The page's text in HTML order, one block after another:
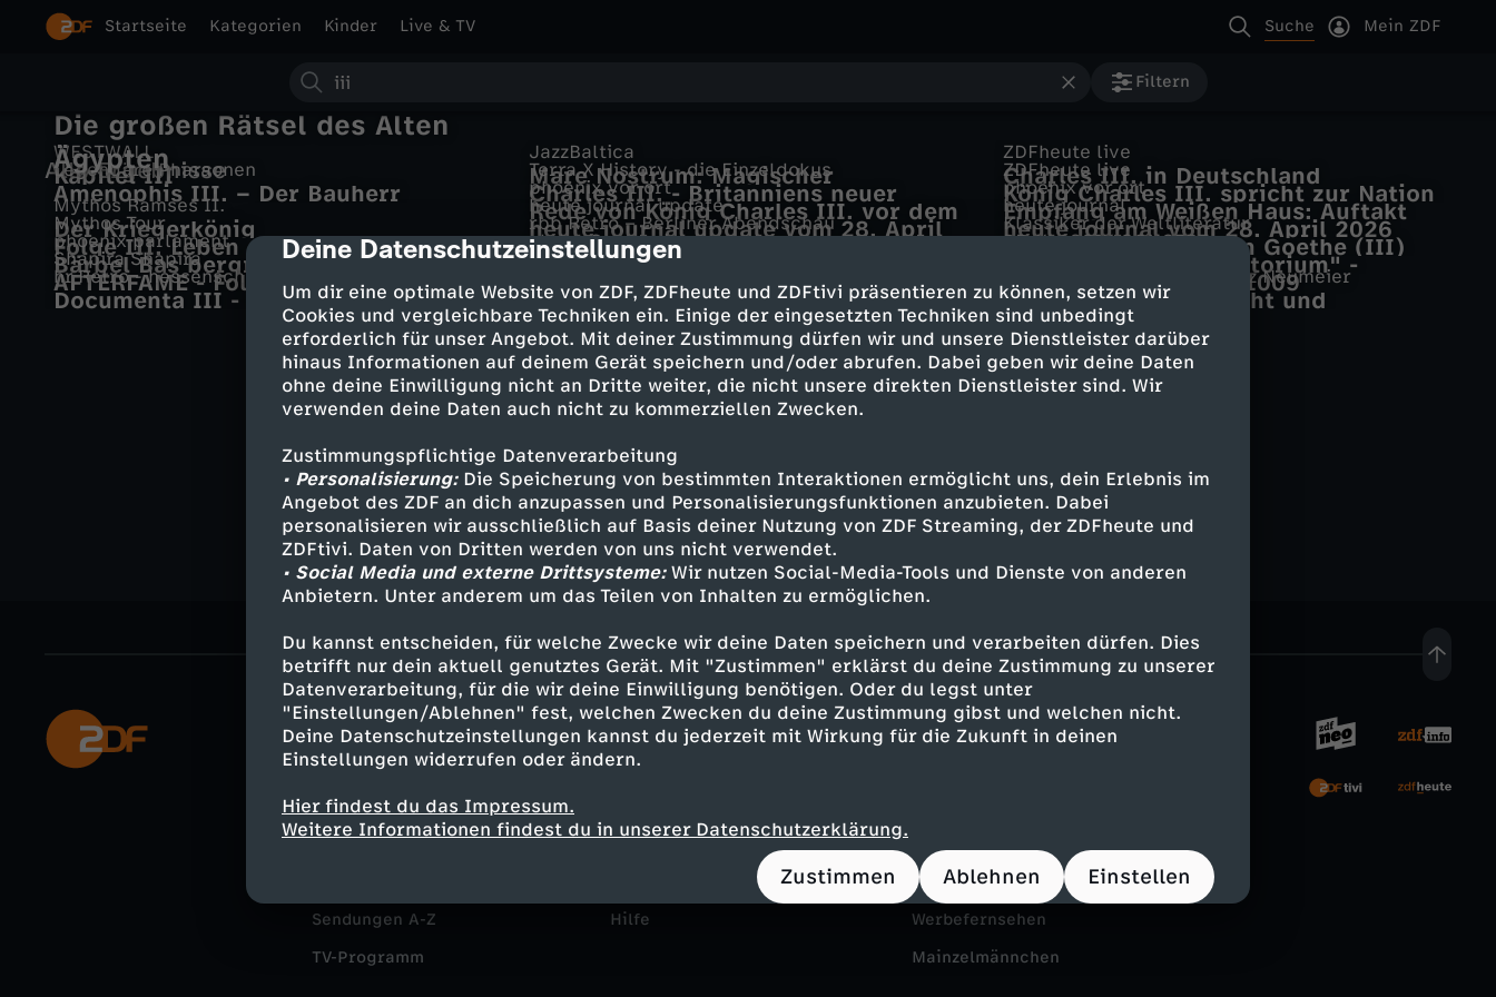
cmp-dialog-description
Deine Datenschutzeinstellungen
Um dir eine optimale Website von ZDF, ZDFheute und ZDFtivi präsentieren zu können, setzen wir
Cookies und vergleichbare Techniken ein. Einige der eingesetzten Techniken sind unbedingt
erforderlich für unser Angebot. Mit deiner Zustimmung dürfen wir und unsere Dienstleister darüber
hinaus Informationen auf deinem Gerät speichern und/oder abrufen. Dabei geben wir deine Daten
ohne deine Einwilligung nicht an Dritte weiter, die nicht unsere direkten Dienstleister sind. Wir
verwenden deine Daten auch nicht zu kommerziellen Zwecken.
Zustimmungspflichtige Datenverarbeitung
• Personalisierung:Die Speicherung von bestimmten Interaktionen ermöglicht uns, dein Erlebnis im
Angebot des ZDF an dich anzupassen und Personalisierungsfunktionen anzubieten. Dabei
personalisieren wir ausschließlich auf Basis deiner Nutzung von ZDF Streaming, der ZDFheute und
ZDFtivi. Daten von Dritten werden von uns nicht verwendet.
• Social Media und externe Drittsysteme:Wir nutzen Social-Media-Tools und Dienste von anderen
Anbietern. Unter anderem um das Teilen von Inhalten zu ermöglichen.
Du kannst entscheiden, für welche Zwecke wir deine Daten speichern und verarbeiten dürfen. Dies
betrifft nur dein aktuell genutztes Gerät. Mit "Zustimmen" erklärst du deine Zustimmung zu unserer
Datenverarbeitung, für die wir deine Einwilligung benötigen. Oder du legst unter
"Einstellungen/Ablehnen" fest, welchen Zwecken du deine Zustimmung gibst und welchen nicht.
Deine Datenschutzeinstellungen kannst du jederzeit mit Wirkung für die Zukunft in deinen
Einstellungen widerrufen oder ändern.
Hier findest du das Impressum.
Weitere Informationen findest du in unserer Datenschutzerklärung.
Zustimmen Ablehnen Einstellen
Startseite Kategorien Kinder Live & TV Suche Mein ZDF
u
c
h
e
Filtern
Alle Ergebnisse
WESTWALL
Kapitel III
JazzBaltica
Mare Nostrum: Magischer
europäischer Jazz
ZDFheute live
Charles III. in Deutschland
Legendäre Pharaonen
Amenophis III. – Der Bauherr
Terra X History - die Einzeldokus
Charles III. - Britanniens neuer
König
ZDFheute live
König Charles III. spricht zur Nation
Die großen Rätsel des Alten
Ägypten
phoenix vor ort
Rede von König Charles III. vor dem
US-Kongress
phoenix vor ort
Empfang am Weißen Haus: Auftakt
zum US-Staatsbesuch von King
Mythos Ramses II.
Der Kriegerkönig
heute journal update
heute journal update vom 28. April
2026
heute journal
heute journal vom 28. April 2026
Mythos Tour
Folge III. Leben
rbb Retro – Berliner Abendschau
Wochenendtip: Elm III
Klassiker der Weltliteratur
Johann Wolfgang von Goethe (III)
phoenix parlament
Bärbel Bas bergrüßt Charles III.
alpha-Centauri
Wie misst man Entfernungen im All?
(Teil III)
BR-KLASSIK CONCERT
Bach "Weihnachtsoratorium" -
Kantate III
Shapira Shapira
AFTERFAME - Folge III ~ Strände
hr Retro - hessenschau
Eröffnung der Documenta III Suite III C-Dur BWV 1009
hr Retro - hessenschau
Documenta III - Handzeichnungen in
der Gemäldegalerie
Rückblick auf einige Aspekte der
Documenta III
Auf einen Kaffee mit Moritz Neumeier
Faktencheck III: Flucht und
Integration - Moritz Neumeier
Mehr Inhalte laden
Mehr ZDF
ZDF-Apps
Smart TV
ZDFtext
Sendungen A-Z
TV-Programm
Service
ZDFmitreden
Tickets
Zuschauerservice
Hilfe
Das ZDF
ZDF goes Schule
Werbefernsehen
Mainzelmännchen